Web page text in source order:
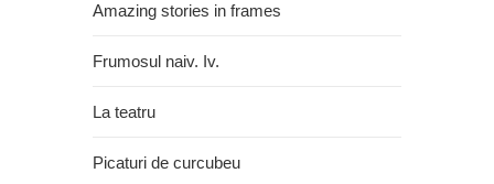
Amazing stories in frames
Frumosul naiv. Iv.
La teatru
Picaturi de curcubeu